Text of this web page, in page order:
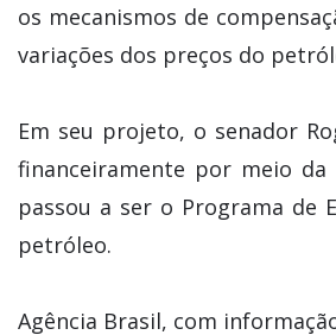
os mecanismos de
variações dos preços do
Em seu projeto, o senador
financeiramente por meio
passou a ser o Programa de
petróleo.
Agência Brasil, com